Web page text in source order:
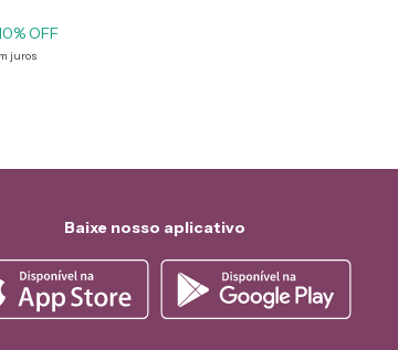
% OFF
juros
Baixe nosso aplicativo